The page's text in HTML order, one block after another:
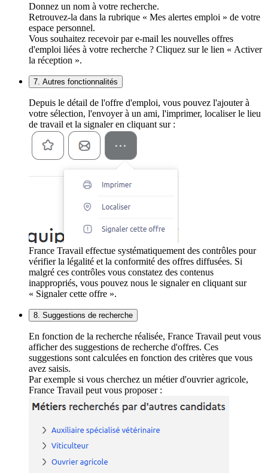
Donnez un nom à votre recherche.
Retrouvez-la dans la rubrique « Mes alertes emploi » de votre
espace personnel.
Vous souhaitez recevoir par e-mail les nouvelles offres
d'emploi liées à votre recherche ? Cliquez sur le lien « Activer
la réception ».
7. Autres fonctionnalités
Depuis le détail de l'offre d'emploi, vous pouvez l'ajouter à
votre sélection, l'envoyer à un ami, l'imprimer, localiser le lieu
de travail et la signaler en cliquant sur :
France Travail effectue systématiquement des contrôles pour
vérifier la légalité et la conformité des offres diffusées. Si
malgré ces contrôles vous constatez des contenus
inappropriés, vous pouvez nous le signaler en cliquant sur
« Signaler cette offre ».
8. Suggestions de recherche
En fonction de la recherche réalisée, France Travail peut vous
afficher des suggestions de recherche d'offres. Ces
suggestions sont calculées en fonction des critères que vous
avez saisis.
Par exemple si vous cherchez un métier d'ouvrier agricole,
France Travail peut vous proposer :